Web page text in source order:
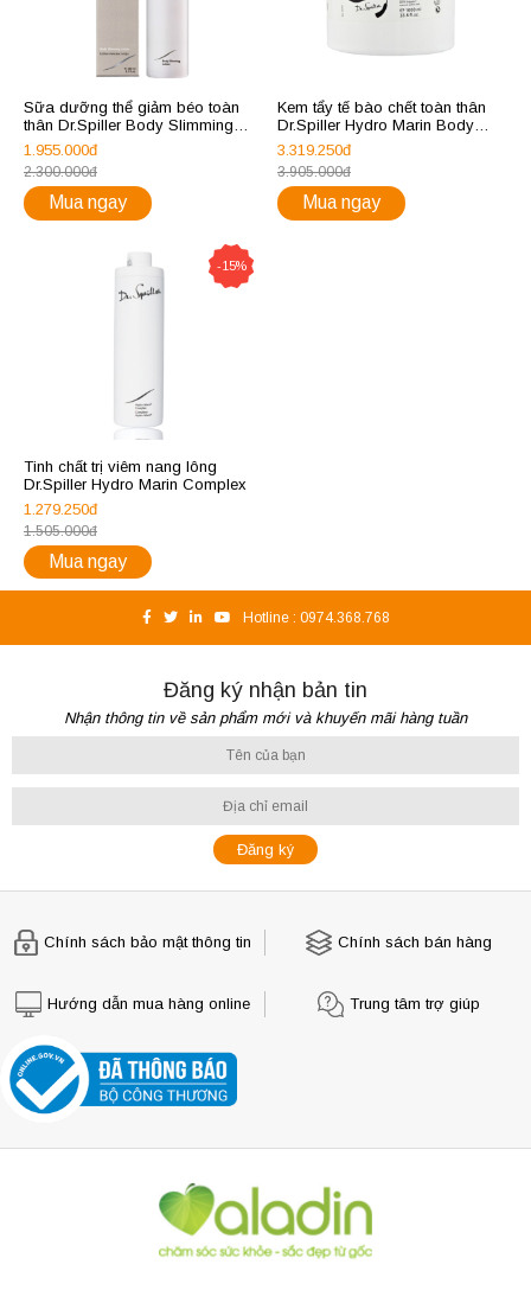
Sữa dưỡng thể giảm béo toàn
thân Dr.Spiller Body Slimming
Lotion
1.955.000đ
2.300.000đ
Mua ngay
Kem tẩy tế bào chết toàn thân
Dr.Spiller Hydro Marin Body
Peeling
3.319.250đ
3.905.000đ
Mua ngay
-15%
Tinh chất trị viêm nang lông
Dr.Spiller Hydro Marin Complex
1.279.250đ
1.505.000đ
Mua ngay
Hotline : 0974.368.768
Đăng ký nhận bản tin
Nhận thông tin về sản phẩm mới và khuyến mãi hàng tuần
Chính sách bảo mật thông tin Chính sách bán hàng
Hướng dẫn mua hàng online Trung tâm trợ giúp